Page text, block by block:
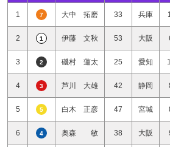
1 7 大中 拓磨 33 兵庫
2 1 伊藤 文秋 53 大阪
3 2 磯村 蓮太 25 愛知
4 3 芦川 大雄 42 静岡
5 5 白木 正彦 47 宮城
6 4 奥森 敏 38 大阪